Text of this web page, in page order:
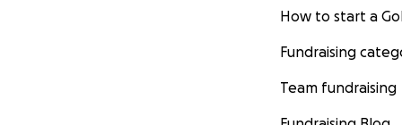
How to start a
Fundraising
Team fundraising